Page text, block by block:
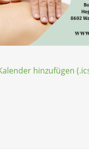
hinzufügen